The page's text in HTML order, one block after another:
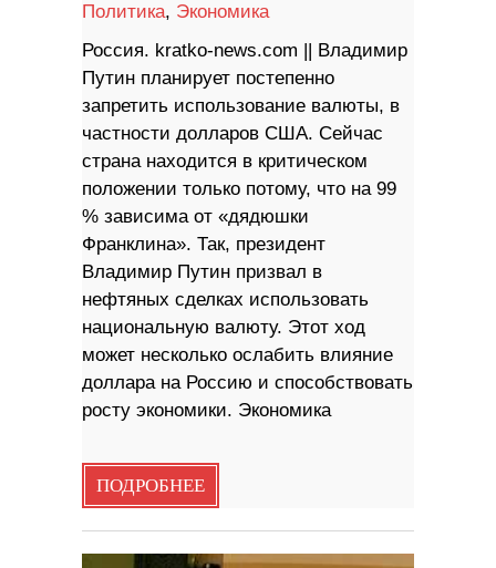
Политика, Экономика
Россия. kratko-news.com || Владимир
Путин планирует постепенно
запретить использование валюты, в
частности долларов США. Сейчас
страна находится в критическом
положении только потому, что на 99
% зависима от «дядюшки
Франклина». Так, президент
Владимир Путин призвал в
нефтяных сделках использовать
национальную валюту. Этот ход
может несколько ослабить влияние
доллара на Россию и способствовать
росту экономики. Экономика
ПОДРОБНЕЕ